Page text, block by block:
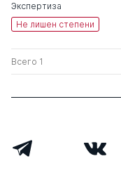
Экспертиза
Не лишен степени
Всего 1